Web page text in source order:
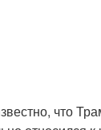
что